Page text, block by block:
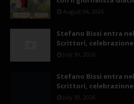
August 04, 2026
Stefano Bissi entra
Scrittori, celebrazione
July 30, 2026
Stefano Bissi entra
Scrittori, celebrazione
July 30, 2026